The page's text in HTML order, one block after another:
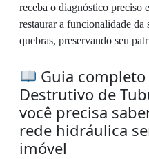
receba o diagnóstico preciso
restaurar a funcionalidade da
quebras, preservando seu
Guia
Destrutivo de
você precisa
rede hidráulica
imóvel